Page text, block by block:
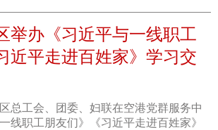
举办《习近平与一线职工
近平走进百姓家》学习交
总工会、团委、妇联在空港党群服务中
线职工朋友们》《习近平走进百姓家》